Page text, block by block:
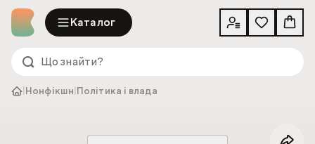
Каталог
Нонфікшн Політика і влада